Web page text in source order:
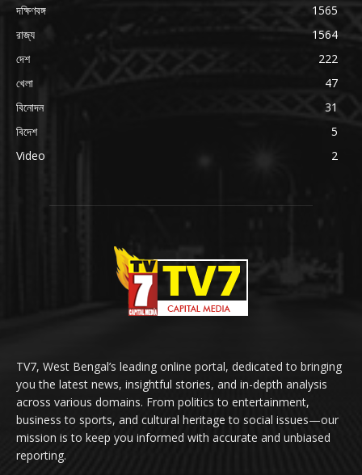
দক্ষিণবঙ্গ
1565
রাজ্য
1564
দেশ
222
খেলা
47
বিনোদন
31
বিদেশ
5
Video
2
TV7, West Bengal’s leading online portal, dedicated to bringing
you the latest news, insightful stories, and in-depth analysis
across various domains. From politics to entertainment,
business to sports, and cultural heritage to social issues—our
mission is to keep you informed with accurate and unbiased
reporting.